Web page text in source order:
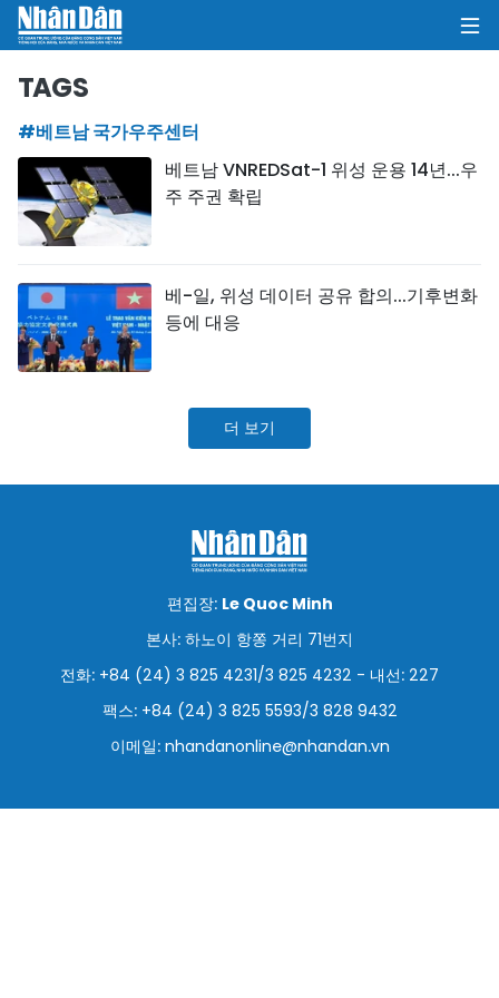
정치
비즈니스
환경
스포츠
과학기술
여행
세계
사진
TAGS
#베트남 국가우주센터
베트남 VNREDSat-1 위성 운용 14년...우
주 주권 확립
베-일, 위성 데이터 공유 합의...기후변화
등에 대응
더 보기
편집장: Le Quoc Minh
본사: 하노이 항쫑 거리 71번지
전화: +84 (24) 3 825 4231/3 825 4232 - 내선: 227
팩스: +84 (24) 3 825 5593/3 828 9432
이메일: nhandanonline@nhandan.vn